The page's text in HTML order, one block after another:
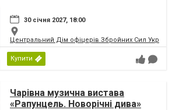
30 січня 2027, 18:00
Центральний Дім офіцерів Збройних Сил
Купити
Чарівна музична вистава
«Рапунцель. Новорічні дива»